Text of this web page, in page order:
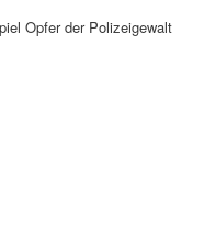
Opfer der Polizeigewalt